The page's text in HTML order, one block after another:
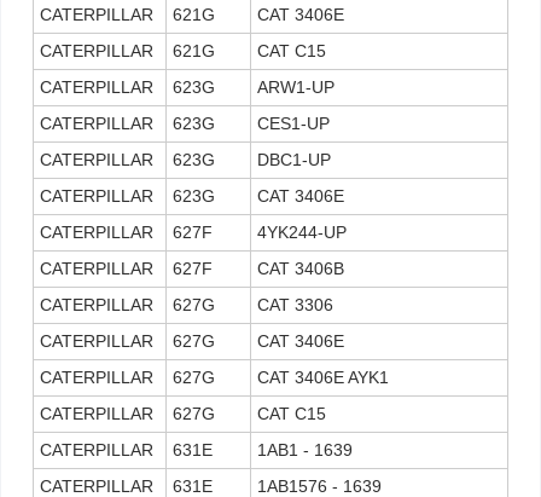
CATERPILLAR 621G
CAT 3406E
CATERPILLAR
621G
CAT C15
CATERPILLAR
623G
ARW1-UP
CATERPILLAR
623G
CES1-UP
CATERPILLAR
623G
DBC1-UP
CATERPILLAR
623G
CAT 3406E
CATERPILLAR
627F
4YK244-UP
CATERPILLAR
627F
CAT 3406B
CATERPILLAR
627G
CAT 3306
CATERPILLAR
627G
CAT 3406E
CATERPILLAR
627G
CAT 3406E AYK1
CATERPILLAR
627G
CAT C15
CATERPILLAR
631E
1AB1 - 1639
CATERPILLAR
631E
1AB1576 - 1639